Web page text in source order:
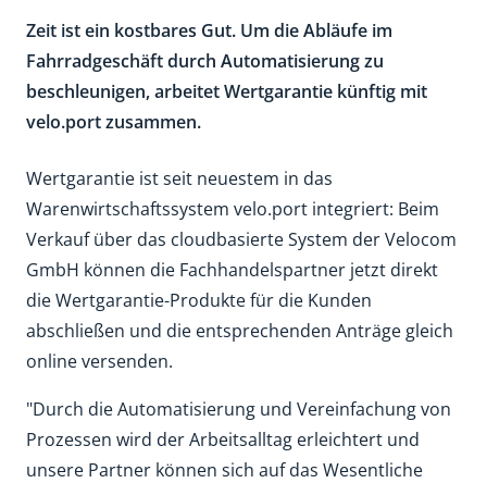
Zeit ist ein kostbares Gut. Um die Abläufe im
Fahrradgeschäft durch Automatisierung zu
beschleunigen, arbeitet Wertgarantie künftig mit
velo.port zusammen.
Wertgarantie ist seit neuestem in das
Warenwirtschaftssystem velo.port integriert: Beim
Verkauf über das cloudbasierte System der Velocom
GmbH können die Fachhandelspartner jetzt direkt
die Wertgarantie-Produkte für die Kunden
abschließen und die entsprechenden Anträge gleich
online versenden.
"Durch die Automatisierung und Vereinfachung von
Prozessen wird der Arbeitsalltag erleichtert und
unsere Partner können sich auf das Wesentliche